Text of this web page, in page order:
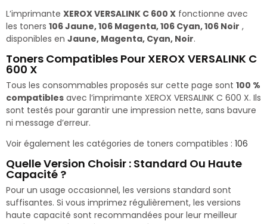
L’imprimante XEROX VERSALINK C 600 X fonctionne avec
les toners 106 Jaune, 106 Magenta, 106 Cyan, 106 Noir ,
disponibles en Jaune, Magenta, Cyan, Noir.
Toners Compatibles Pour XEROX VERSALINK C
600 X
Tous les consommables proposés sur cette page sont 100 %
compatibles avec l’imprimante XEROX VERSALINK C 600 X. Ils
sont testés pour garantir une impression nette, sans bavure
ni message d’erreur.
Voir également les catégories de toners compatibles : 106
Quelle Version Choisir : Standard Ou Haute
Capacité ?
Pour un usage occasionnel, les versions standard sont
suffisantes. Si vous imprimez régulièrement, les versions
haute capacité sont recommandées pour leur meilleur